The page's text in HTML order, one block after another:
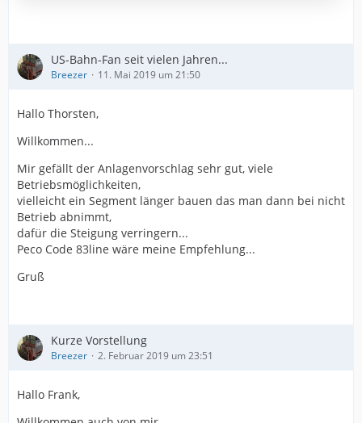
US-Bahn-Fan seit vielen Jahren...
Breezer 11. Mai 2019 um 21:50
Hallo Thorsten,
Willkommen...
Mir gefällt der Anlagenvorschlag sehr gut, viele
Betriebsmöglichkeiten,
vielleicht ein Segment länger bauen das man dann bei nicht
Betrieb abnimmt,
dafür die Steigung verringern...
Peco Code 83line wäre meine Empfehlung...
Gruß
Kurze Vorstellung
Breezer 2. Februar 2019 um 23:51
Hallo Frank,